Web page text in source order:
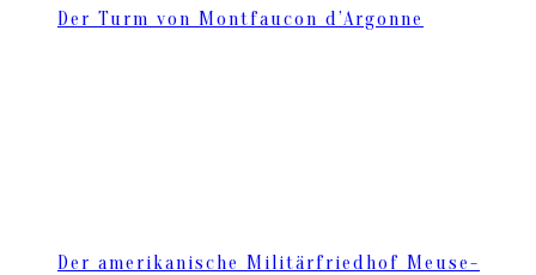
Der Turm von Montfaucon d’Argonne
Der amerikanische Militärfriedhof Meuse-